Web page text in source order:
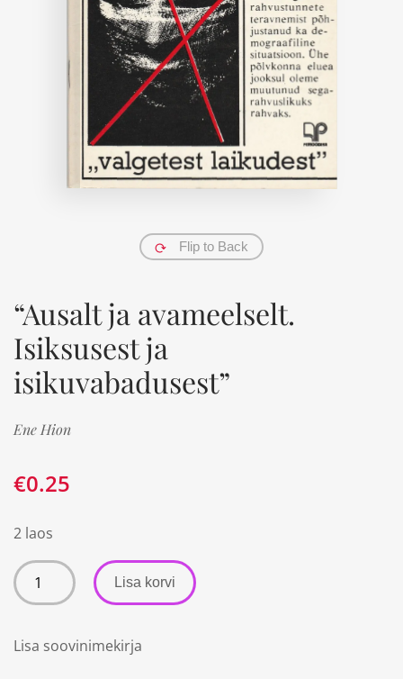
Flip to Back
“Ausalt ja avameelselt.
Isiksusest ja
isikuvabadusest”
Ene Hion
€0.25
2 laos
Lisa korvi
Lisa soovinimekirja